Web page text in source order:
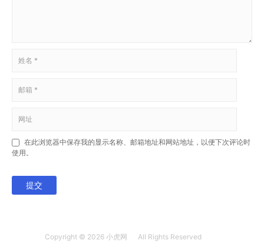
在此浏览器中保存我的显示名称、邮箱地址和网站地址，以便下次评论时
使用。
提交
Copyright © 2026 小虎网
All Rights Reserved